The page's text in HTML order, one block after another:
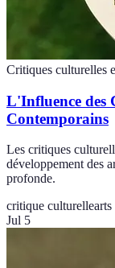
Critiques culturelles
L'Influence des
Contemporains
Les critiques
développement des
profonde.
critique culturelle
Jul 5